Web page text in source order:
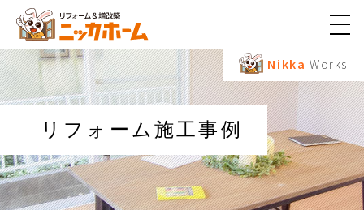
メ
ュ
ボ
タ
ン
Nikka Works
リフォーム施工事例